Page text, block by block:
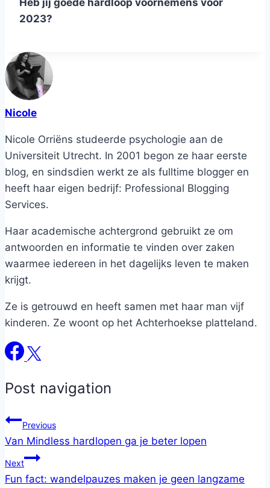
Heb jij goede hardloop voornemens voor
2023?
Nicole
Nicole Orriëns studeerde psychologie aan de
Universiteit Utrecht. In 2001 begon ze haar eerste
blog, en sindsdien werkt ze als fulltime blogger en
heeft haar eigen bedrijf: Professional Blogging
Services.
Haar academische achtergrond gebruikt ze om
antwoorden en informatie te vinden over zaken
waarmee iedereen in het dagelijks leven te maken
krijgt.
Ze is getrouwd en heeft samen met haar man vijf
kinderen. Ze woont op het Achterhoekse platteland.
Post navigation
Previous
Van Mindless hardlopen ga je beter lopen
Next
Fun fact: wandelpauzes maken je geen langzame